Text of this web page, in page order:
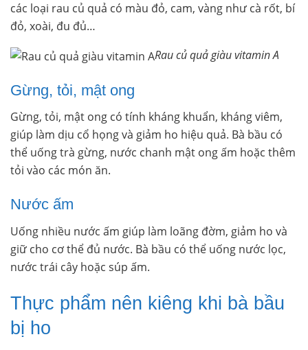
các loại rau củ quả có màu đỏ, cam, vàng như cà rốt, bí
đỏ, xoài, đu đủ…
Rau củ quả giàu vitamin A
Gừng, tỏi, mật ong
Gừng, tỏi, mật ong có tính kháng khuẩn, kháng viêm,
giúp làm dịu cổ họng và giảm ho hiệu quả. Bà bầu có
thể uống trà gừng, nước chanh mật ong ấm hoặc thêm
tỏi vào các món ăn.
Nước ấm
Uống nhiều nước ấm giúp làm loãng đờm, giảm ho và
giữ cho cơ thể đủ nước. Bà bầu có thể uống nước lọc,
nước trái cây hoặc súp ấm.
Thực phẩm nên kiêng khi bà bầu
bị ho